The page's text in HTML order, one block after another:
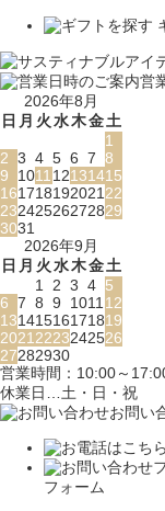
営
2026年8月
日 月 火水木金土
1
2 3 4 5 6 7 8
9
1011 12131415
161718192021 22
23242526272829
3031
2026年9月
日 月 火水木金土
1
2 3 4 5
6 7 8 9 1011 12
13141516171819
2021 2223242526
27282930
営業時間：10:00～
休業日…土・日・祝
お問い
フォーム